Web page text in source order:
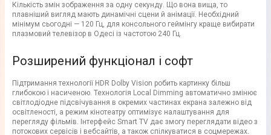
Кількість змін зображення за одну секунду. Що вона вища, то
плавніший вигляд мають динамічні сцени й анімації. Необхідний
мінімум сьогодні — 120 Гц, для консольного геймінгу краще вибирати
плазмовий телевізор в Одесі із частотою 240 Гц.
Розширений функціонал і софт
Підтримання технології HDR Dolby Vision робить картинку більш
глибокою і насиченою. Технологія Local Dimming автоматично змінює
світлодіодне підсвічування в окремих частинах екрана залежно від
освітленості, а режим кінотеатру оптимізує налаштування для
перегляду фільмів. Інтерфейс Smart TV дає змогу переглядати відео з
потокових сервісів і вебсайтів, а також спілкуватися в соцмережах.